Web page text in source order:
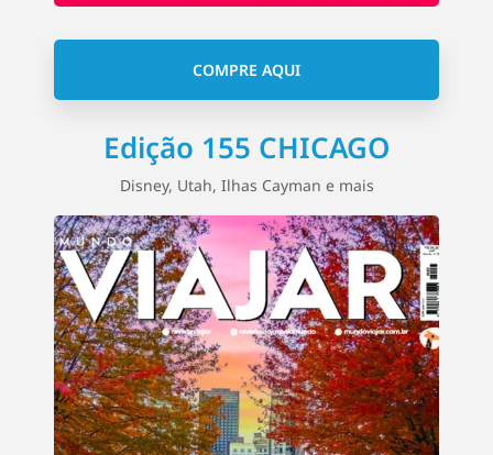
COMPRE AQUI
Edição 155 CHICAGO
Disney, Utah, Ilhas Cayman e mais